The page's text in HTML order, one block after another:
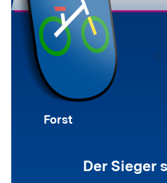
:
Forst
Der Sieger